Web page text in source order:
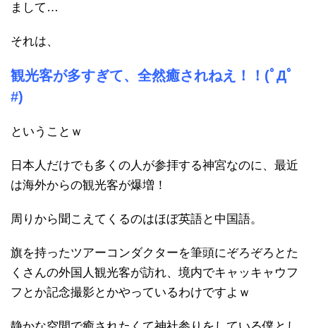
まして…
それは、
観光客が多すぎて、全然癒されねえ！！(ﾟДﾟ
#)
ということｗ
日本人だけでも多くの人が参拝する神宮なのに、最近
は海外からの観光客が爆増！
周りから聞こえてくるのはほぼ英語と中国語。
旗を持ったツアーコンダクターを筆頭にぞろぞろとた
くさんの外国人観光客が訪れ、境内でキャッキャウフ
フとか記念撮影とかやっているわけですよｗ